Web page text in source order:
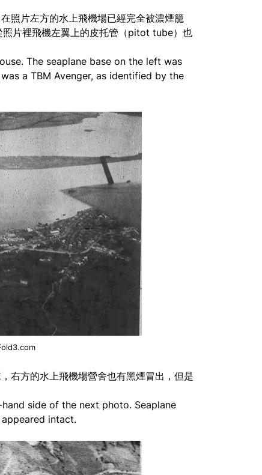
照片左方的水上飛機場已經完全被濃煙籠
片裡飛機左翼上的皮托管（pitot tube）也
The seaplane base on the left was
a TBM Avenger, as identified by the
右方的水上飛機場營舍也有黑煙冒出，但是
side of the next photo. Seaplane
intact.